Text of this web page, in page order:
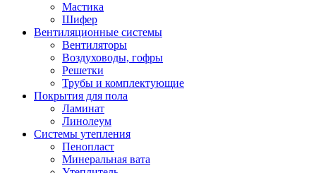
Мастика
Шифер
Вентиляционные системы
Вентиляторы
Воздуховоды, гофры
Решетки
Трубы и комплектующие
Покрытия для пола
Ламинат
Линолеум
Системы утепления
Пенопласт
Минеральная вата